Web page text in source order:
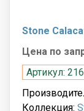
Stone
Цена по
Артикул:
Коллекция: